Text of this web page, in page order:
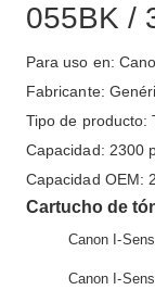
055BK /
Para uso en:
Fabricante:
Tipo de producto:
Capacidad: 2300
Capacidad OEM:
Cartucho de
Canon I-
Canon I-